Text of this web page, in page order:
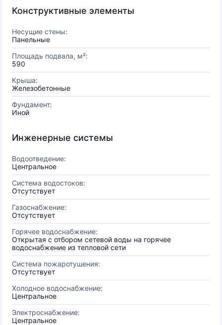
Конструктивные элементы
Несущие стены:
Панельные
Площадь подвала, м²:
590
Крыша:
Железобетонные
Фундамент:
Иной
Инженерные системы
Водоотведение:
Центральное
Система водостоков:
Отсутствует
Газоснабжение:
Отсутствует
Горячее водоснабжение:
Открытая с отбором сетевой воды на горячее
водоснабжение из тепловой сети
Система пожаротушения:
Отсутствует
Холодное водоснабжение:
Центральное
Электроснабжение:
Центральное